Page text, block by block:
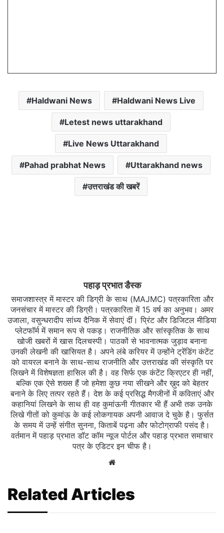
Haldwani News Haldwani News Live
Letest news uttarakhand
Live News Uttarakhand
Pahad prabhat News Uttarakhand news
उत्तराखंड की खबरें
पहाड़ प्रभात डैस्क
समाजशास्त्र में मास्टर की डिग्री के साथ (MAJMC) पत्रकारिता और
जनसंचार में मास्टर की डिग्री। पत्रकारिता में 15 वर्ष का अनुभव। अमर
उजाला, वसुन्धरादीप सांध्य दैनिक में सेवाएं दीं। प्रिंट और डिजिटल मीडिया
प्लेटफॉर्म में समान रूप से पकड़। राजनीतिक और सांस्कृतिक के साथ
खोजी खबरों में खास दिलचस्‍पी। पाठकों से भावनात्मक जुड़ाव बनाना
उनकी लेखनी की खासियत है। अपने लंबे करियर में उन्होंने ट्रेंडिंग कंटेंट
को वायरल बनाने के साथ-साथ राजनीति और उत्तराखंड की संस्कृति पर
लिखने में विशेषज्ञता हासिल की है। वह सिर्फ एक कंटेंट क्रिएटर ही नहीं,
बल्कि एक ऐसे शख्स हैं जो हमेशा कुछ नया सीखने और ख़ुद को बेहतर
बनाने के लिए तत्पर रहते हैं। देश के कई प्रसिद्ध मैगजीनों में कविताएं और
कहानियां लिखने के साथ ही वह कुमांऊनी गीतकार भी हैं अभी तक उनके
लिखे गीतों को कुमांऊ के कई लोकगायक अपनी आवाज दे चुके है। फुर्सत
के समय में उन्हें संगीत सुनना, किताबें पढ़ना और फोटोग्राफी पसंद है।
वर्तमान में पहाड़ प्रभात डॉट कॉम न्यूज पोर्टल और पहाड़ प्रभात समाचार
पत्र के एडिटर इन चीफ है।
Website
Related Articles